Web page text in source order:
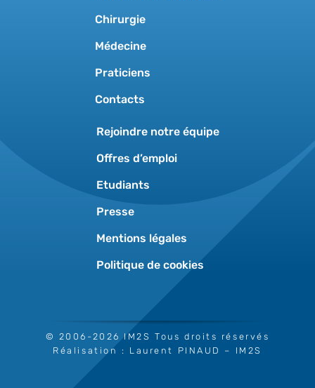
Chirurgie
Médecine
Praticiens
Contacts
Rejoindre notre équipe
Offres d’emploi
Etudiants
Presse
Mentions légales
Politique de cookies
© 2006-2026 IM2S Tous droits réservés
Réalisation : Laurent PINAUD – IM2S